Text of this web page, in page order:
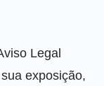
Legal
exposição,